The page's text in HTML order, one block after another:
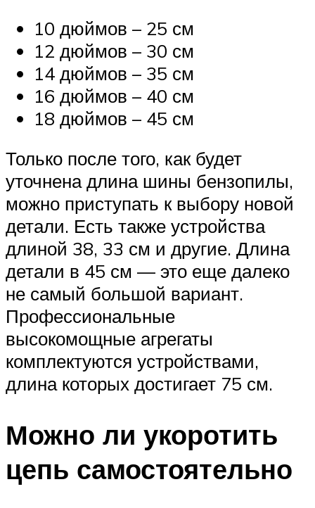
10 дюймов – 25 см
12 дюймов – 30 см
14 дюймов – 35 см
16 дюймов – 40 см
18 дюймов – 45 см
Только после того, как будет
уточнена длина шины бензопилы,
можно приступать к выбору новой
детали. Есть также устройства
длиной 38, 33 см и другие. Длина
детали в 45 см — это еще далеко
не самый большой вариант.
Профессиональные
высокомощные агрегаты
комплектуются устройствами,
длина которых достигает 75 см.
Можно ли укоротить
цепь самостоятельно